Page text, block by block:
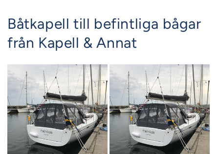
Båtkapell till befintliga bågar
från Kapell & Annat